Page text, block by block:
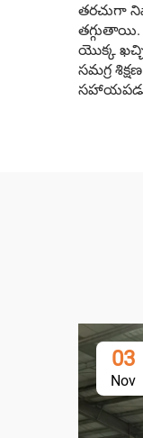
తరచుగా
తగ్గుతాయి.
యొక్క
సమగ్ర
03
Nov